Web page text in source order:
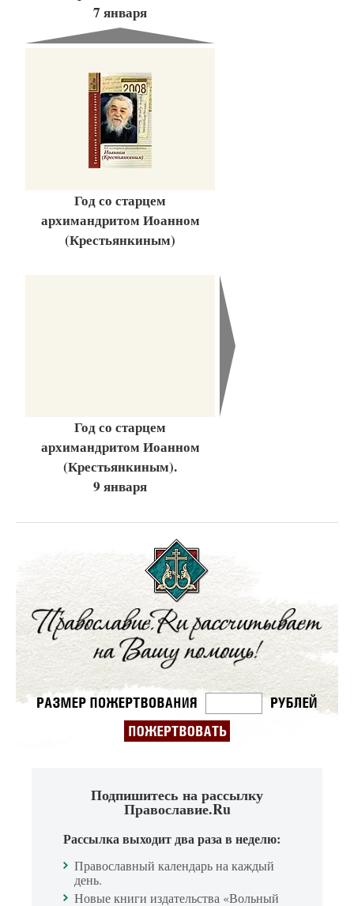
7 января
Год со старцем
архимандритом Иоанном
(Крестьянкиным)
Год со старцем
архимандритом Иоанном
(Крестьянкиным).
9 января
Подпишитесь на рассылку
Православие.Ru
Рассылка выходит два раза в неделю:
Православный календарь на каждый
день.
Новые книги издательства «Вольный